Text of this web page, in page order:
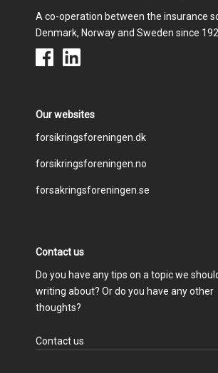
A co-operation between the insurance
Denmark, Norway and Sweden since
Our websites
Footer
menu
forsikringsforeningen.dk
forsikringsforeningen.no
forsakringsforeningen.se
Contact us
Do you have any tips on a topic we
writing about? Or do you have any other
thoughts?
Contact us